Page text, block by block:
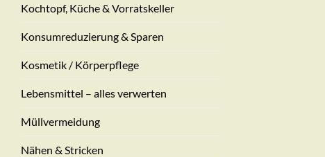
Kochtopf, Küche & Vorratskeller
Konsumreduzierung & Sparen
Kosmetik / Körperpflege
Lebensmittel – alles verwerten
Müllvermeidung
Nähen & Stricken